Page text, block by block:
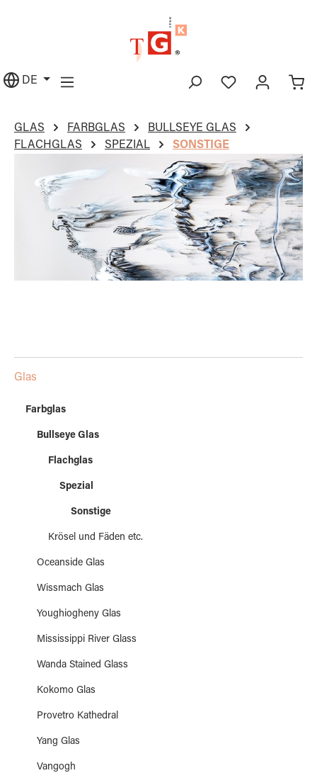
DE
GLAS FARBGLAS
BULLSEYE GLAS
FLACHGLAS
SPEZIAL SONSTIGE
Glas
Farbglas
Bullseye Glas
Flachglas
Spezial
Sonstige
Krösel und Fäden etc.
Oceanside Glas
Wissmach Glas
Youghiogheny Glas
Mississippi River Glass
Wanda Stained Glass
Kokomo Glas
Provetro Kathedral
Yang Glas
Vangogh